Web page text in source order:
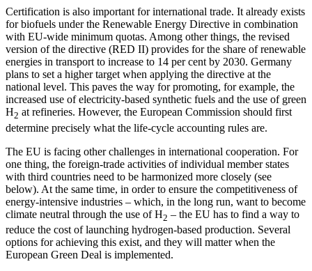
Certification is also important for international trade. It already exists
for biofuels under the Renewable Energy Directive in combination
with EU-wide minimum quo­tas. Among other things, the revised
version of the directive (RED II) provides for the share of renewable
energies in transport to increase to 14 per cent by 2030. Germany
plans to set a higher target when applying the directive at the
national level. This paves the way for promoting, for example, the
increased use of electricity-based syn­thetic fuels and the use of green
H2 at refin­eries. However, the European Com­mission should first
determine precisely what the life-cycle accounting rules are.
The EU is facing other challenges in in­ter­national cooperation. For
one thing, the foreign-trade activities of individual mem­ber states
with third countries need to be harmonized more closely (see
below). At the same time, in order to ensure the com­petitiveness of
energy-intensive industries – which, in the long run, want to become
climate neutral through the use of H2 – the EU has to find a way to
reduce the cost of launching hydrogen-based production. Several
options for achieving this exist, and they will matter when the
European Green Deal is implemented.